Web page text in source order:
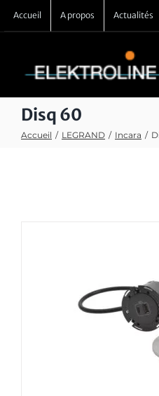
Accueil A propos Actualités
Disq 60
Accueil / LEGRAND / Incara /